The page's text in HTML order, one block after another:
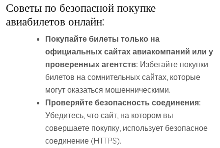
Советы по безопасной покупке
авиабилетов онлайн:
Покупайте билеты только на
официальных сайтах авиакомпаний или у
проверенных агентств: Избегайте покупки
билетов на сомнительных сайтах, которые
могут оказаться мошенническими.
Проверяйте безопасность соединения:
Убедитесь, что сайт, на котором вы
совершаете покупку, использует безопасное
соединение (HTTPS).